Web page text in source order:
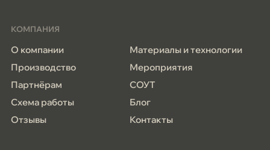
КОМПАНИЯ
О компании
Производство
Партнёрам
Схема работы
Отзывы
Материалы и технологии
Мероприятия
СОУТ
Блог
Контакты